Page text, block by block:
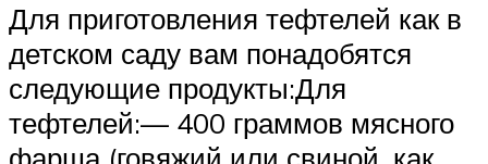
Для приготовления тефтелей как в
детском саду вам понадобятся
следующие продукты:Для
тефтелей:— 400 граммов мясного